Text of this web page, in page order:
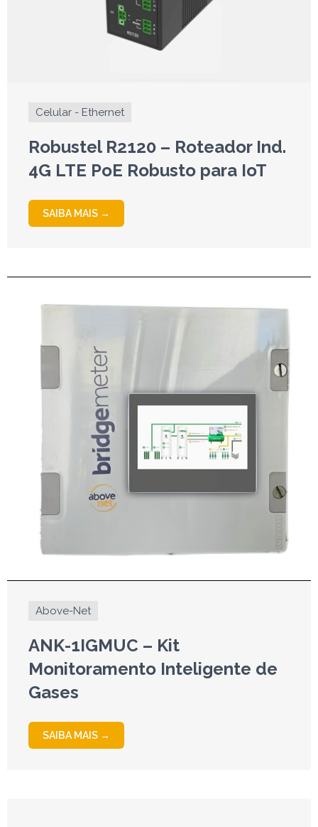
Celular - Ethernet
Robustel R2120 – Roteador Ind.
4G LTE PoE Robusto para IoT
SAIBA MAIS →
Above-Net
ANK-1IGMUC – Kit
Monitoramento Inteligente de
Gases
SAIBA MAIS →